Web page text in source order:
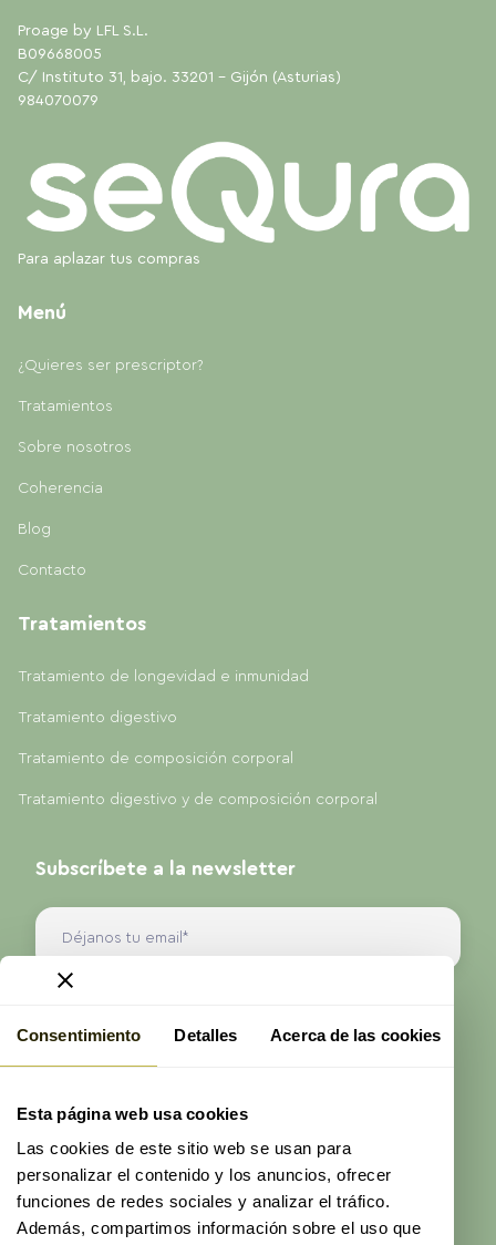
Consentimiento Detalles Acerca de las cookies
Esta página web usa cookies
Las cookies de este sitio web se usan para
personalizar el contenido y los anuncios, ofrecer
funciones de redes sociales y analizar el tráfico.
Además, compartimos información sobre el uso que
Proage by LFL S.L.
B09668005
C/ Instituto 31, bajo. 33201 - Gijón (Asturias)
984070079
Para aplazar tus compras
Menú
¿Quieres ser prescriptor?
Tratamientos
Sobre nosotros
Coherencia
Blog
Contacto
Tratamientos
Tratamiento de longevidad e inmunidad
Tratamiento digestivo
Tratamiento de composición corporal
Tratamiento digestivo y de composición corporal
Subscríbete a la newsletter
información sobre protección de datos que se
presenta en nuestra Política de Privacidad.
ProAge
Enviar